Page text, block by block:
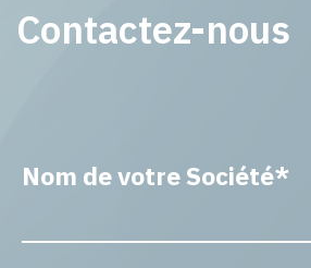
Contactez-nous
Nom de votre Société*